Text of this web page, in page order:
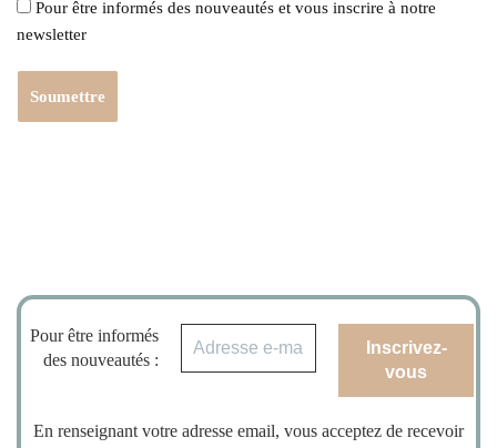
Pour être informés des nouveautés et vous inscrire à notre
newsletter
Pour être informés
des nouveautés :
En renseignant votre adresse email, vous acceptez de recevoir